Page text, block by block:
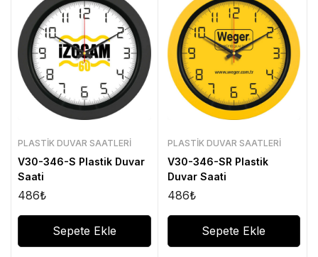
PLASTIK DUVAR SAATLERI
V30-346-S Plastik Duvar
Saati
486₺
Sepete Ekle
PLASTIK DUVAR SAATLERI
V30-346-SR Plastik
Duvar Saati
486₺
Sepete Ekle